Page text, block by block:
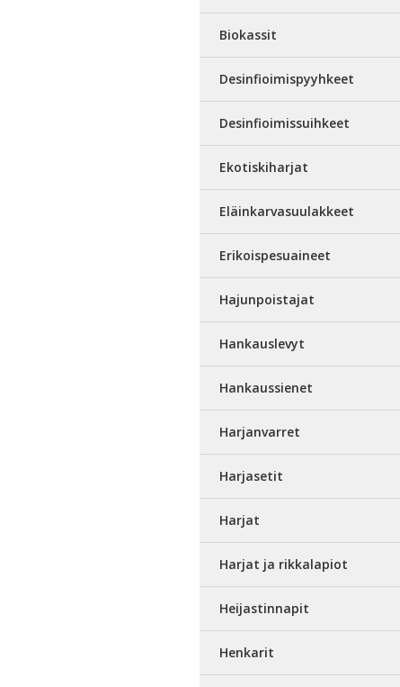
Biokassit
Desinfioimispyyhkeet
Desinfioimissuihkeet
Ekotiskiharjat
Eläinkarvasuulakkeet
Erikoispesuaineet
Hajunpoistajat
Hankauslevyt
Hankaussienet
Harjanvarret
Harjasetit
Harjat
Harjat ja rikkalapiot
Heijastinnapit
Henkarit